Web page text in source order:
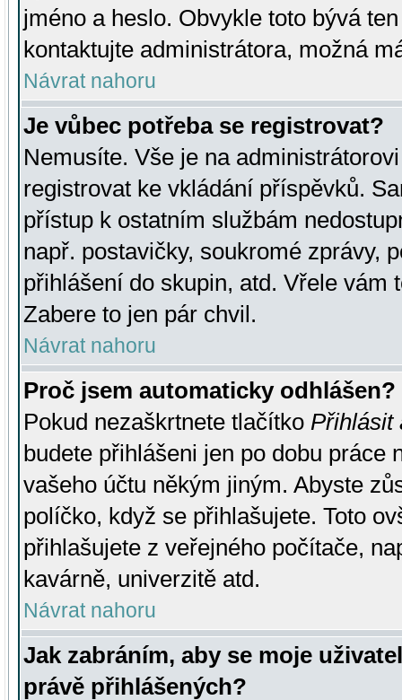
jméno a heslo. Obvykle toto bývá
kontaktujte administrátora, možná
Návrat nahoru
Je vůbec potřeba se registrovat?
Nemusíte. Vše je na
registrovat ke vkládání příspěvků.
přístup k ostatním službám
např. postavičky, soukromé zprávy,
přihlášení do skupin, atd. Vřele vám
Zabere to jen pár chvil.
Návrat nahoru
Proč jsem automaticky odhlášen?
Pokud nezaškrtnete tlačítko Přihlásit
budete přihlášeni jen po dobu práce
vašeho účtu někým jiným. Abyste
políčko, když se přihlašujete. Toto
přihlašujete z veřejného počítače,
kavárně, univerzitě atd.
Návrat nahoru
Jak zabráním, aby se moje
právě přihlášených?